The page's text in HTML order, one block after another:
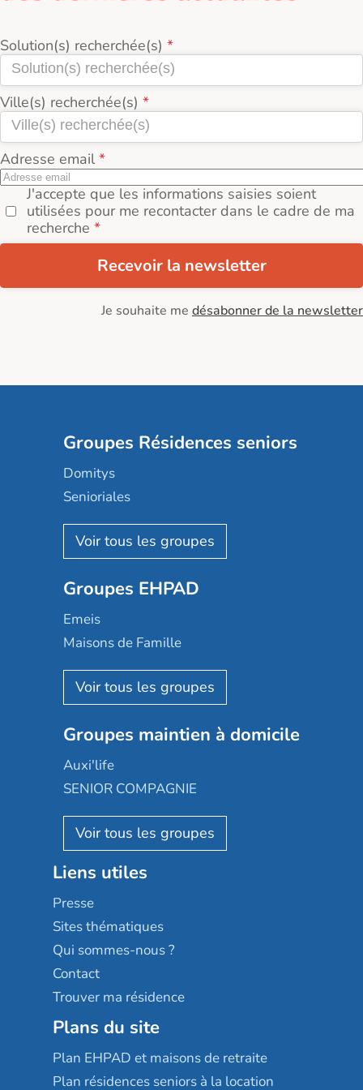
Solution(s) recherchée(s)
Ville(s) recherchée(s)
Adresse email
J'accepte que les informations saisies soient
utilisées pour me recontacter dans le cadre de ma
recherche
Recevoir la newsletter
Je souhaite me désabonner de la newsletter
Groupes Résidences seniors
Domitys
Senioriales
Nohée
Les Résidentiels
Mobicap
Domusvi
Happy Senior
Aquarelia
Nexity edenea
Les jardins d'Arcadie
Occitalia
Appartseniors
Reseda
Stella management
Les villages d'or
Sérénys
Résidences services Villa Médicis
Groupes EHPAD
Emeis
Maisons de Famille
Korian
Emera
Groupe SOS
Le Noble Âge
Almage
Résidalya
Groupe aplus
Groupes maintien à domicile
Auxi'life
SENIOR COMPAGNIE
AGE D'OR Services
Liens utiles
Presse
Sites thématiques
Qui sommes-nous ?
Contact
Trouver ma résidence
Plans du site
Plan EHPAD et maisons de retraite
Plan résidences seniors à la location